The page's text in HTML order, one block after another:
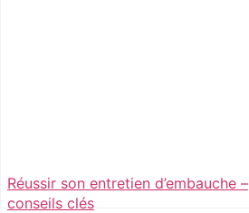
Réussir son entretien d’embauche –
conseils clés